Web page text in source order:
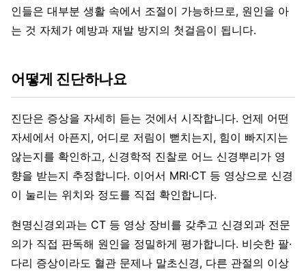
인들은 대부분 생활 속에서 조절이 가능하므로, 원인을 아
는 것 자체가 예방과 재발 방지의 첫걸음이 됩니다.
어떻게 진단하나요
진단은 증상을 자세히 듣는 것에서 시작합니다. 언제 어떤
자세에서 아픈지, 어디로 저림이 뻗치는지, 힘이 빠지지는
않는지를 확인하고, 신경학적 진찰로 어느 신경뿌리가 영
향을 받는지 추정합니다. 이어서 MRI·CT 등 영상으로 신경
이 눌리는 위치와 정도를 직접 확인합니다.
현명신경외과는 CT 등 영상 장비를 갖추고 신경외과 전문
의가 직접 판독해 원인을 정밀하게 평가합니다. 비슷한 팔·
다리 증상이라도 혈관 문제나 말초신경, 다른 관절의 이상